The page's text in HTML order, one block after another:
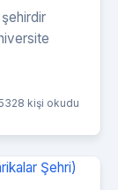
kişi okudu